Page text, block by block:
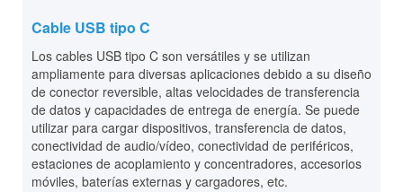
Cable USB tipo C
Los cables USB tipo C son versátiles y se utilizan
ampliamente para diversas aplicaciones debido a su diseño
de conector reversible, altas velocidades de transferencia
de datos y capacidades de entrega de energía. Se puede
utilizar para cargar dispositivos, transferencia de datos,
conectividad de audio/vídeo, conectividad de periféricos,
estaciones de acoplamiento y concentradores, accesorios
móviles, baterías externas y cargadores, etc.